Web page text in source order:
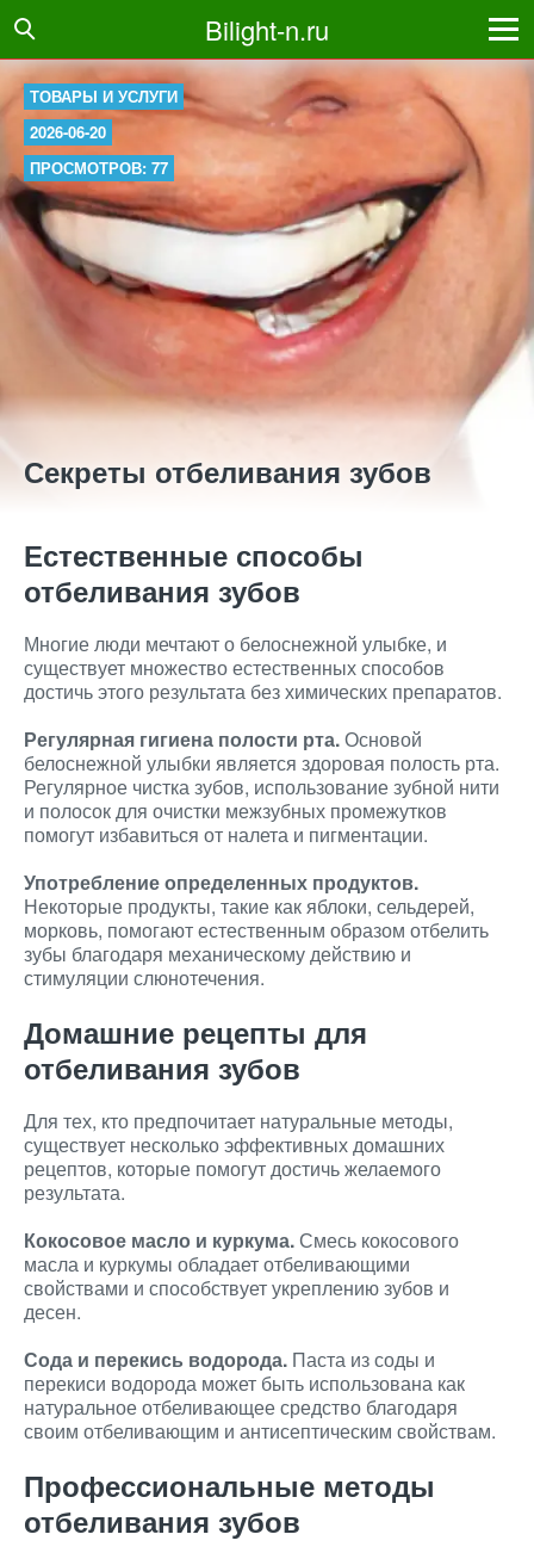
Bilight-n.ru
ТОВАРЫ И УСЛУГИ
2026-06-20
ПРОСМОТРОВ: 77
Секреты отбеливания зубов
Естественные способы
отбеливания зубов
Многие люди мечтают о белоснежной улыбке, и
существует множество естественных способов
достичь этого результата без химических препаратов.
Регулярная гигиена полости рта.Основой
белоснежной улыбки является здоровая полость рта.
Регулярное чистка зубов, использование зубной нити
и полосок для очистки межзубных промежутков
помогут избавиться от налета и пигментации.
Употребление определенных продуктов.
Некоторые продукты, такие как яблоки, сельдерей,
морковь, помогают естественным образом отбелить
зубы благодаря механическому действию и
стимуляции слюнотечения.
Домашние рецепты для
отбеливания зубов
Для тех, кто предпочитает натуральные методы,
существует несколько эффективных домашних
рецептов, которые помогут достичь желаемого
результата.
Кокосовое масло и куркума.Смесь кокосового
масла и куркумы обладает отбеливающими
свойствами и способствует укреплению зубов и
десен.
Сода и перекись водорода. Паста из соды и
перекиси водорода может быть использована как
натуральное отбеливающее средство благодаря
своим отбеливающим и антисептическим свойствам.
Профессиональные методы
отбеливания зубов